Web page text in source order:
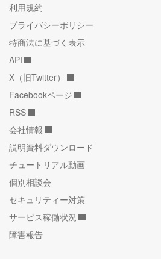
利用規約
プライバシーポリシー
特商法に基づく表示
API
X（旧Twitter）
Facebookページ
RSS
会社情報
説明資料ダウンロード
チュートリアル動画
個別相談会
セキュリティー対策
サービス稼働状況
障害報告